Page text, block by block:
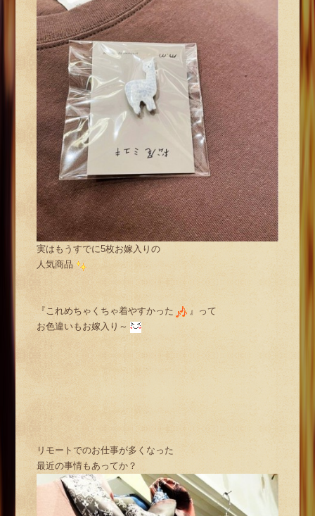
実はもうすでに5枚お嫁入りの
人気商品
『これめちゃくちゃ着やすかった
』って
お色違いもお嫁入り～
リモートでのお仕事が多くなった
最近の事情もあってか？